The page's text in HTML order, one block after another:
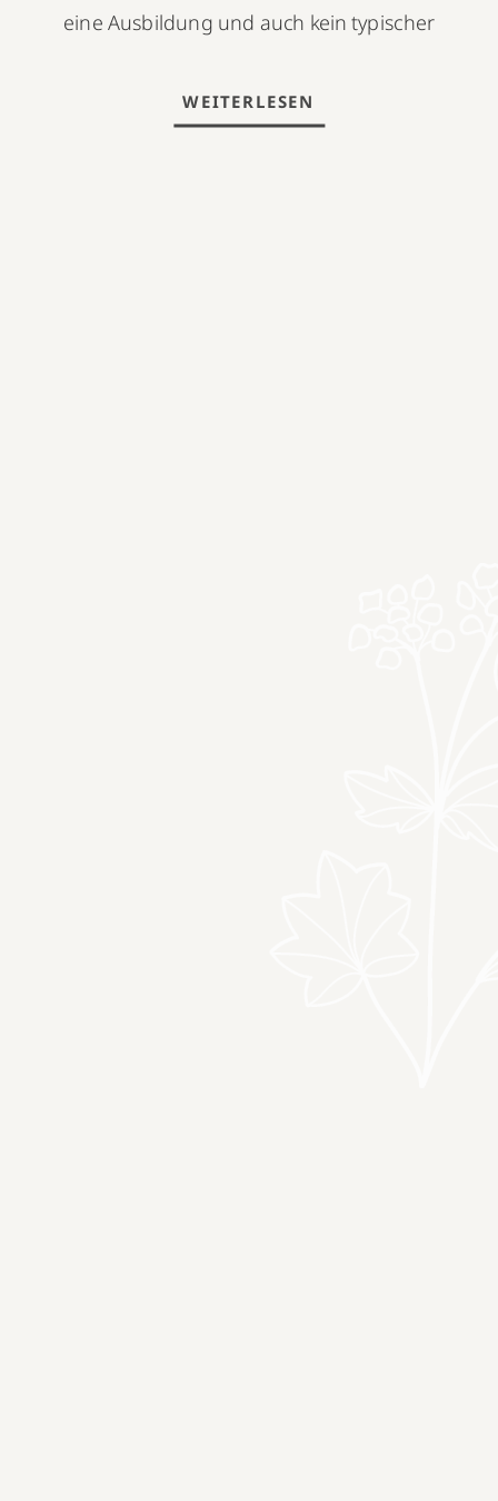
eine Ausbildung und auch kein typischer
überhaupt entstanden ist und warum mir
WEITERLESEN